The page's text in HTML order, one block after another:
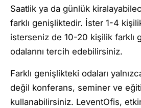
Saatlik ya da günlük
farklı genişliktedir. İster 1-4
isterseniz de 10-20 kişilik farklı
odalarını tercih edebilirsiniz.
Farklı genişlikteki odaları
değil konferans, seminer ve
kullanabilirsiniz. LeventOfis,